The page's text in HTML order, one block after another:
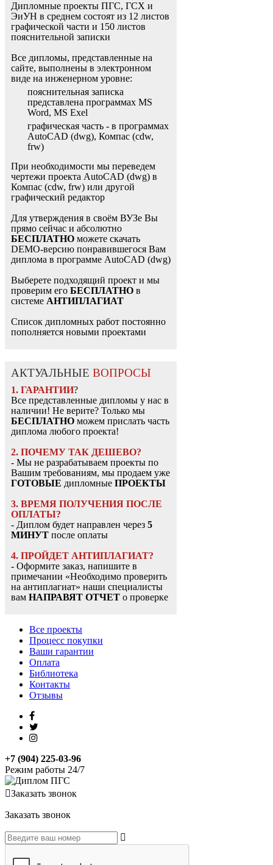
Дипломные проекты ПГС, ГСХ и
ЭиУН в среднем состоят из 12 листов
графической части и 150 листов
пояснительной записки
Все дипломы, представленные на
сайте, выполнены в электронном
виде на инженерном уровне:
пояснительная записка
представлена программах MS
Word, MS Exel
графическая часть - в программах
AutoCAD (dwg), Компас (cdw,
frw)
При необходимости мы переведем
чертежи проекта AutoCAD (dwg) в
Компас (cdw, frw) или другой
графический редактор
Для утверждения в своём ВУЗе Вы
прямо сейчас и абсолютно
БЕСПЛАТНО можете скачать
DEMO-версию понравившегося Вам
диплома в программе AutoCAD (dwg)
Выберете подходящий проект и мы
проверим его БЕСПЛАТНО в
системе АНТИПЛАГИАТ
Список дипломных работ постоянно
пополняется новыми проектами
АКТУАЛЬНЫЕ ВОПРОСЫ
1. ГАРАНТИИ?
Все представленные дипломы у нас в
наличии! Не верите? Только мы
БЕСПЛАТНО можем прислать часть
диплома любого проекта!
2. ПОЧЕМУ ТАК ДЕШЕВО?
- Мы не разрабатываем проекты по
Вашим требованиям, мы продаем уже
ГОТОВЫЕ дипломные ПРОЕКТЫ
3. ВРЕМЯ ПОЛУЧЕНИЯ ПОСЛЕ
ОПЛАТЫ?
- Диплом будет направлен через 5
МИНУТ после оплаты
4. ПРОЙДЕТ АНТИПЛАГИАТ?
- Оформите заказ, напишите в
примечании «Необходимо проверить
на антиплагиат» наши специалисты
вам НАПРАВЯТ ОТЧЕТ о проверке
Все проекты
Процесс покупки
Ваши гарантии
Оплата
Библиотека
Контакты
Отзывы
+7 (904) 225-03-96
Режим работы 24/7
Заказать звонок
Заказать звонок